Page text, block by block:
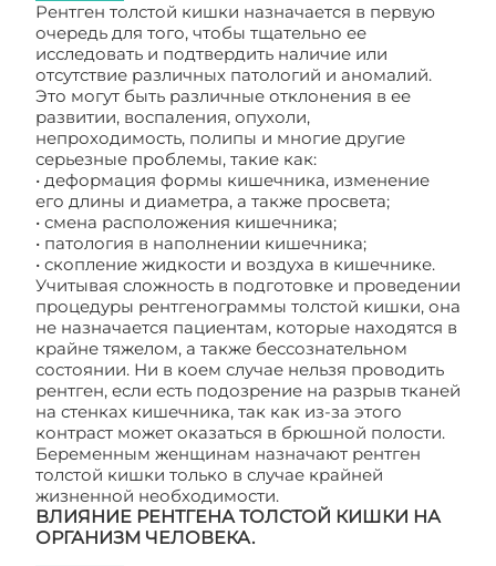
Рентген толстой кишки назначается в первую
очередь для того, чтобы тщательно ее
исследовать и подтвердить наличие или
отсутствие различных патологий и аномалий.
Это могут быть различные отклонения в ее
развитии, воспаления, опухоли,
непроходимость, полипы и многие другие
серьезные проблемы, такие как:
• деформация формы кишечника, изменение
его длины и диаметра, а также просвета;
• смена расположения кишечника;
• патология в наполнении кишечника;
• скопление жидкости и воздуха в кишечнике.
Учитывая сложность в подготовке и проведении
процедуры рентгенограммы толстой кишки, она
не назначается пациентам, которые находятся в
крайне тяжелом, а также бессознательном
состоянии. Ни в коем случае нельзя проводить
рентген, если есть подозрение на разрыв тканей
на стенках кишечника, так как из-за этого
контраст может оказаться в брюшной полости.
Беременным женщинам назначают рентген
толстой кишки только в случае крайней
жизненной необходимости.
ВЛИЯНИЕ РЕНТГЕНА ТОЛСТОЙ КИШКИ НА
ОРГАНИЗМ ЧЕЛОВЕКА.